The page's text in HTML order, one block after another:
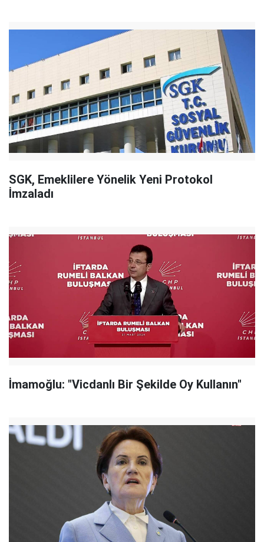
SGK, Emeklilere Yönelik Yeni Protokol
İmzaladı
İmamoğlu: "Vicdanlı Bir Şekilde Oy Kullanın"